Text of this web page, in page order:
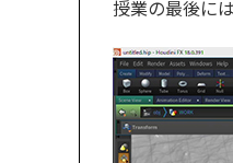
授業の最後に